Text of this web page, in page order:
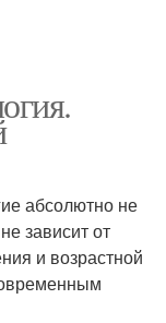
абсолютно не
зависит от
и возрастной